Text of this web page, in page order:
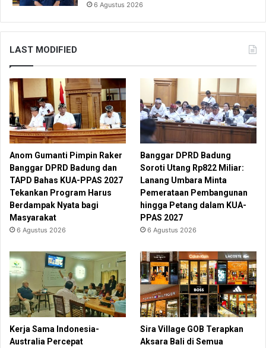
6 Agustus 2026
LAST MODIFIED
Anom Gumanti Pimpin Raker
Banggar DPRD Badung dan
TAPD Bahas KUA-PPAS 2027
Tekankan Program Harus
Berdampak Nyata bagi
Masyarakat
6 Agustus 2026
Banggar DPRD Badung
Soroti Utang Rp822 Miliar:
Lanang Umbara Minta
Pemerataan Pembangunan
hingga Petang dalam KUA-
PPAS 2027
6 Agustus 2026
Kerja Sama Indonesia-
Australia Percepat
Sira Village GOB Terapkan
Aksara Bali di Semua